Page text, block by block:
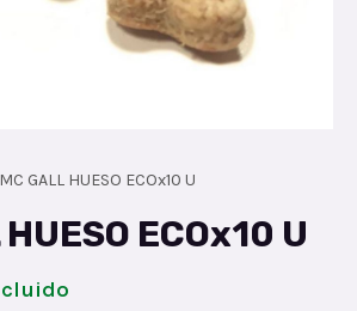
GALL HUESO ECOx10 U
ECOx10 U